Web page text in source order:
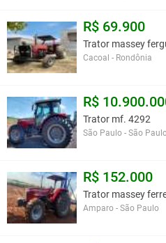
R$ 69.900
Trator massey
Cacoal - Rondônia
R$
Trator mf. 4292
São Paulo - São
R$ 152.000
Trator massey
Amparo - São Paulo